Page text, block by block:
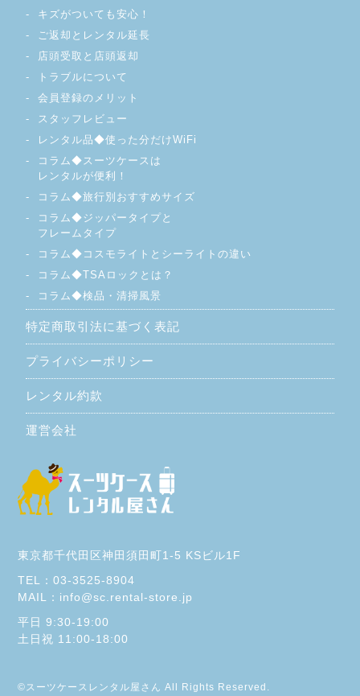
キズがついても安心！
ご返却とレンタル延長
店頭受取と店頭返却
トラブルについて
会員登録のメリット
スタッフレビュー
レンタル品◆使った分だけWiFi
コラム◆スーツケースは
レンタルが便利！
コラム◆旅行別おすすめサイズ
コラム◆ジッパータイプと
フレームタイプ
コラム◆コスモライトとシーライトの違い
コラム◆TSAロックとは？
コラム◆検品・清掃風景
特定商取引法に基づく表記
プライバシーポリシー
レンタル約款
運営会社
東京都千代田区神田須田町1-5 KSビル1F
TEL：03-3525-8904
MAIL：info@sc.rental-store.jp
平日 9:30-19:00
土日祝 11:00-18:00
©スーツケースレンタル屋さん All Rights Reserved.